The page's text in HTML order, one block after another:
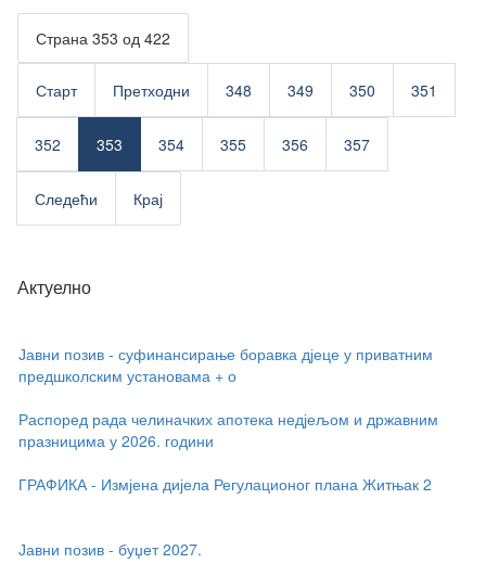
Страна 353 од 422
Старт Претходни 348 349 350 351
352 353 354 355 356 357
Следећи Крај
Актуелно
предшколским установама + о
празницима у 2026. години